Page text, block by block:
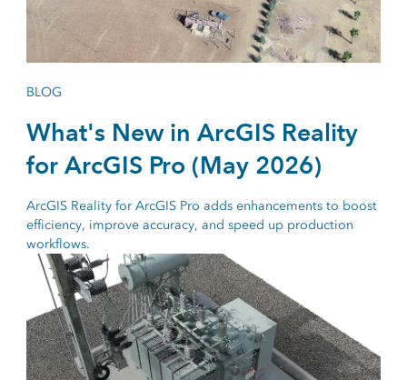
BLOG
What's New in ArcGIS Reality
for ArcGIS Pro (May 2026)
ArcGIS Reality for ArcGIS Pro adds enhancements to boost
efficiency, improve accuracy, and speed up production
workflows.